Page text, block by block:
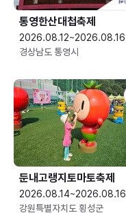
통영한산대첩축제
2026.08.12~2026.08.16
경상남도 통영시
둔내고랭지토마토축제
2026.08.14~2026.08.16
강원특별자치도 횡성군